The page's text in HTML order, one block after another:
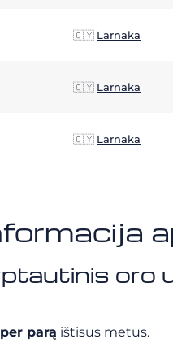
🇨🇾 Larnaka
🇨🇾 Larnaka
🇨🇾 Larnaka
oro
parą ištisus metus.